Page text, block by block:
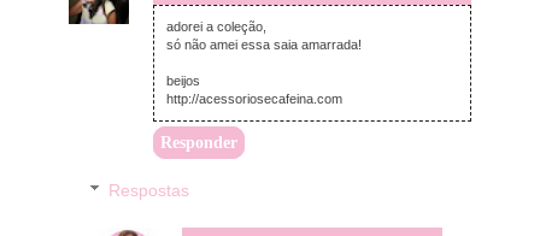
adorei a coleção,
só não amei essa saia amarrada!
beijos
http://acessoriosecafeina.com
Responder
Respostas